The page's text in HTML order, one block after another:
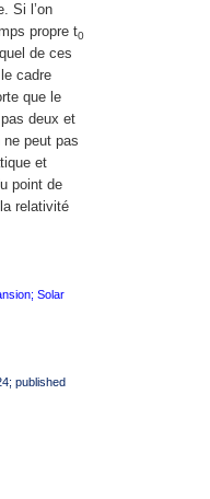
Si l’on
propre t0
de ces
cadre
que le
deux et
ne peut pas
et
point de
relativité
Solar
published